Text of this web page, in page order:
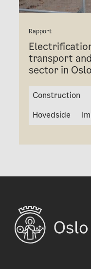
Rapport
transport
sector in
Construction
Hovedside